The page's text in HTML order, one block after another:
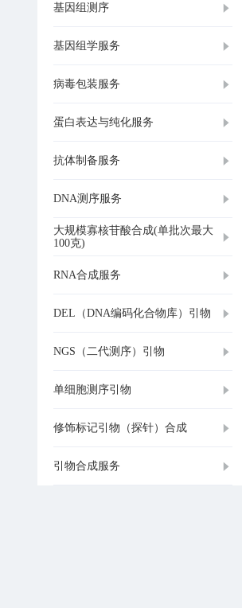
基因组测序
基因组学服务
病毒包装服务
蛋白表达与纯化服务
抗体制备服务
DNA测序服务
大规模寡核苷酸合成(单批次最大
100克)
RNA合成服务
DEL（DNA编码化合物库）引物
NGS（二代测序）引物
单细胞测序引物
修饰标记引物（探针）合成
引物合成服务